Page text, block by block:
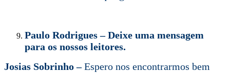
Paulo Rodrigues – Deixe uma mensagem
para os nossos leitores.
Josias Sobrinho –Espero nos encontrarmos bem